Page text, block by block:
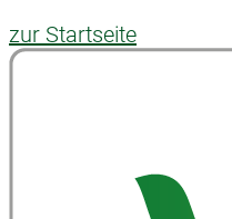
zur Startseite